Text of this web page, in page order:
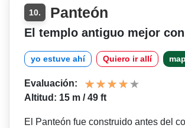
10. Panteón
El templo antiguo mejor
yo estuve ahí Quiero ir allí
Evaluación:
Altitud: 15 m / 49 ft
El Panteón fue construido antes del